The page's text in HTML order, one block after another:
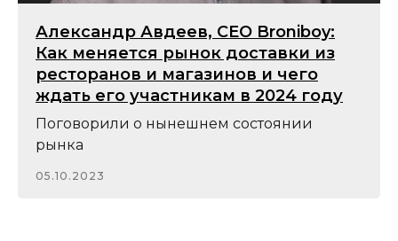
Александр Авдеев, CEO Broniboy:
Как меняется рынок доставки из
ресторанов и магазинов и чего
ждать его участникам в 2024 году
Поговорили о нынешнем состоянии
рынка
05.10.2023